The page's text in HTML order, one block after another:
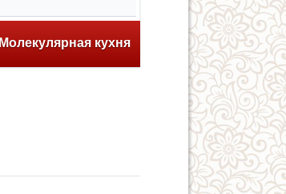
Молекулярная кухня